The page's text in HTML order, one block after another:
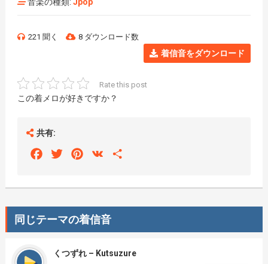
221 聞く 8 ダウンロード数
着信音をダウンロード
Rate this post
この着メロが好きですか？
共有:
FacebookTwitterPinterest
VK
同じテーマの着信音
くつずれ – Kutsuzure